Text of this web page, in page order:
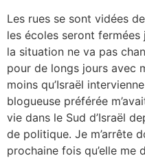
Les rues se sont vidées
les écoles seront fermées
la situation ne va pas
pour de longs jours avec
moins qu’Israël
blogueuse préférée
vie dans le Sud d’Israël
de politique. Je m’arrête
prochaine fois qu’elle me